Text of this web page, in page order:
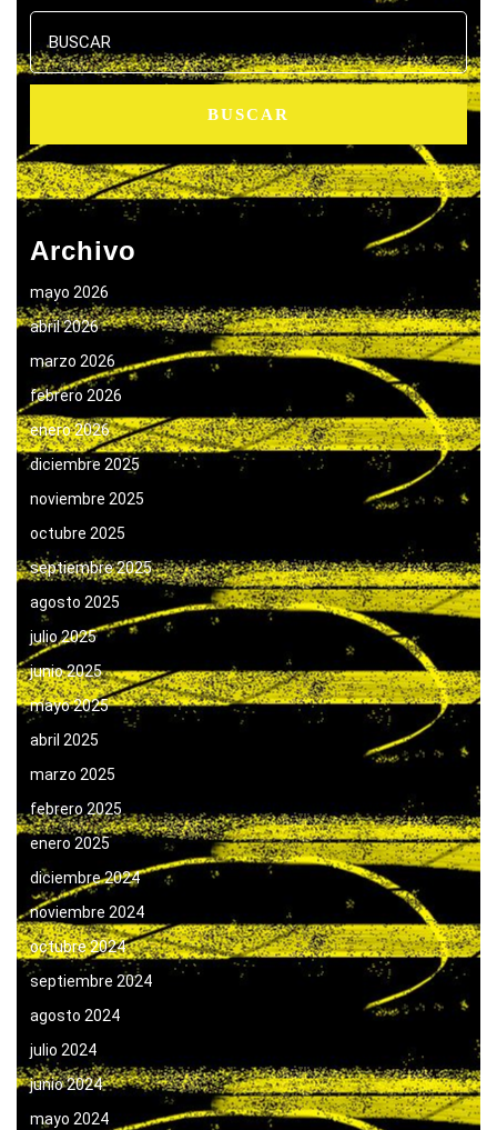
Buscar:
Archivo
mayo 2026
abril 2026
marzo 2026
febrero 2026
enero 2026
diciembre 2025
noviembre 2025
octubre 2025
septiembre 2025
agosto 2025
julio 2025
junio 2025
mayo 2025
abril 2025
marzo 2025
febrero 2025
enero 2025
diciembre 2024
noviembre 2024
octubre 2024
septiembre 2024
agosto 2024
julio 2024
junio 2024
mayo 2024